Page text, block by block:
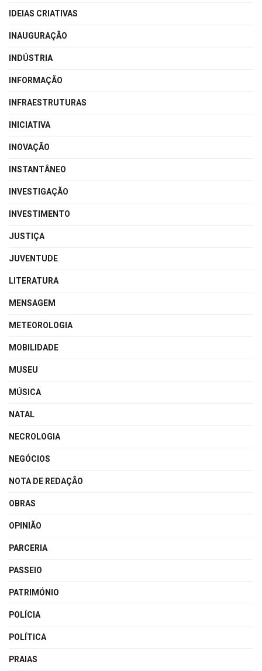
IDEIAS CRIATIVAS
INAUGURAÇÃO
INDÚSTRIA
INFORMAÇÃO
INFRAESTRUTURAS
INICIATIVA
INOVAÇÃO
INSTANTÂNEO
INVESTIGAÇÃO
INVESTIMENTO
JUSTIÇA
JUVENTUDE
LITERATURA
MENSAGEM
METEOROLOGIA
MOBILIDADE
MUSEU
MÚSICA
NATAL
NECROLOGIA
NEGÓCIOS
NOTA DE REDAÇÃO
OBRAS
OPINIÃO
PARCERIA
PASSEIO
PATRIMÓNIO
POLÍCIA
POLÍTICA
PRAIAS